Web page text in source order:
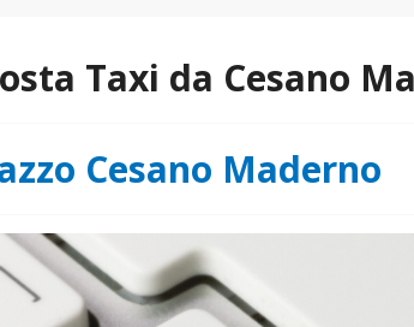
Taxi da Cesano
Cesano Maderno